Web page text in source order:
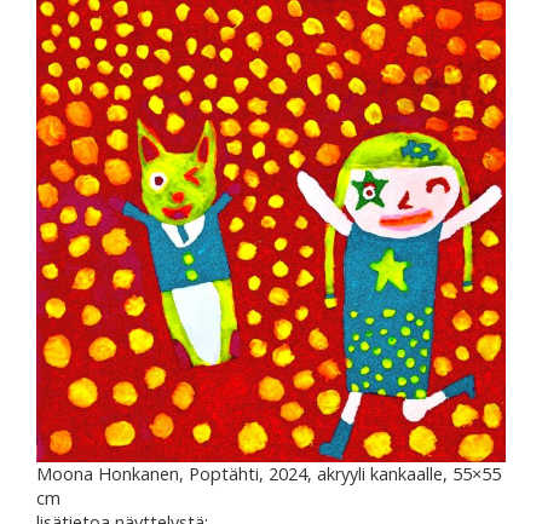
Moona Honkanen, Poptähti, 2024, akryyli kankaalle, 55×55
cm